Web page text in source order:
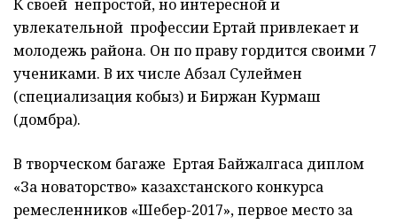
К своей непростой, но интересной и
увлекательной профессии Ертай привлекает и
молодежь района. Он по праву гордится своими 7
учениками. В их числе Абзал Сулеймен
(специализация кобыз) и Биржан Курмаш
(домбра).
В творческом багаже Ертая Байжалгаса диплом
«За новаторство» казахстанского конкурса
ремесленников «Шебер-2017», первое место за